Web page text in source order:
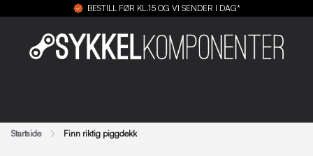
BESTILL FØR KL.15 OG VI SENDER I DAG*
Startside Finn riktig piggdekk